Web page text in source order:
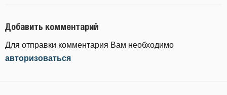
Добавить комментарий
Для отправки комментария Вам необходимо
авторизоваться